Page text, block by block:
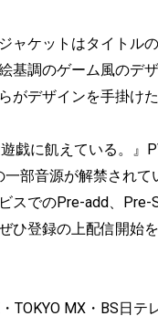
ャケットはタイトルの
基調のゲーム風のデ
がデザインを手掛けた
戯に飢えている。』
一部音源が解禁されて
スでのPre-add、Pre-
ひ登録の上配信開始
TOKYO MX・BS日テ